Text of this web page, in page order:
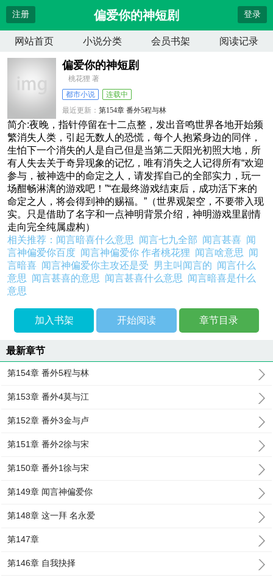
注册 偏爱你的神短剧 登录
网站首页 小说分类 会员书架 阅读记录
偏爱你的神短剧
桃花狸 著
都市小说
连载中
最近更新：第154章 番外5程与林
更新时间：2024-04-11 14:18:13
简介:夜晚，指针停留在十二点整，发出音鸣世界各地开始频
繁消失人类，引起无数人的恐慌，每个人抱紧身边的同伴，
生怕下一个消失的人是自己但是当第二天阳光初照大地，所
有人失去关于奇异现象的记忆，唯有消失之人记得所有“欢迎
参与，被神选中的命定之人，请发挥自己的全部实力，玩一
场酣畅淋漓的游戏吧！”“在最终游戏结束后，成功活下来的
命定之人，将会得到神的赐福。”（世界观架空，不要带入现
实。只是借助了名字和一点神明背景介绍，神明游戏里剧情
走向完全纯属虚构）
相关推荐： 闻言暗喜什么意思 闻言七九全部 闻言甚喜 闻
言神偏爱你百度 闻言神偏爱你 作者桃花狸 闻言啥意思 闻
言暗喜 闻言神偏爱你主攻还是受 男主叫闻言的 闻言什么
意思 闻言甚喜的意思 闻言甚喜什么意思 闻言暗喜是什么
意思
加入书架 开始阅读 章节目录
最新章节
第154章 番外5程与林
第153章 番外4莫与江
第152章 番外3金与卢
第151章 番外2徐与宋
第150章 番外1徐与宋
第149章 闻言神偏爱你
第148章 这一拜 名永爱
第147章
第146章 自我抉择